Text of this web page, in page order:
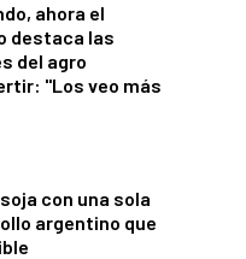
ahora el
destaca las
del agro
"Los veo más
con una sola
argentino que